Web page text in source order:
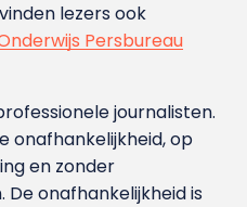
lezers ook
Persbureau
journalisten.
onafhankelijkheid, op
en zonder
onafhankelijkheid is